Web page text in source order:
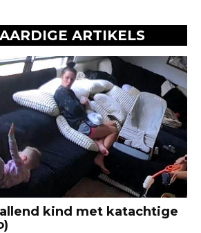
ARTIKELS
kind met katachtige